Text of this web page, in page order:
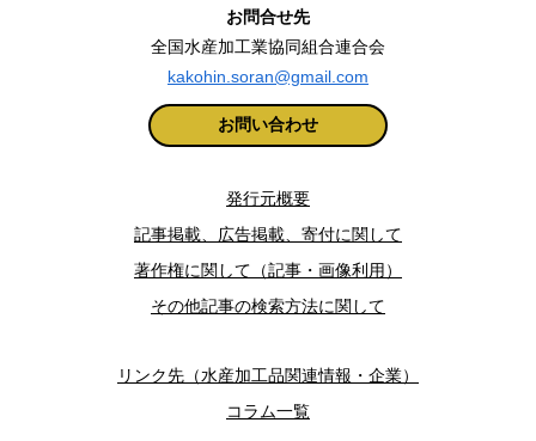
お問合せ先
全国水産加工業協同組合連合会
kakohin.soran@gmail.com
お問い合わせ
発行元概要
記事掲載、広告掲載、寄付に関して
著作権に関して（記事・画像利用）
その他記事の検索方法に関して
リンク先（水産加工品関連情報・企業）
コラム一覧